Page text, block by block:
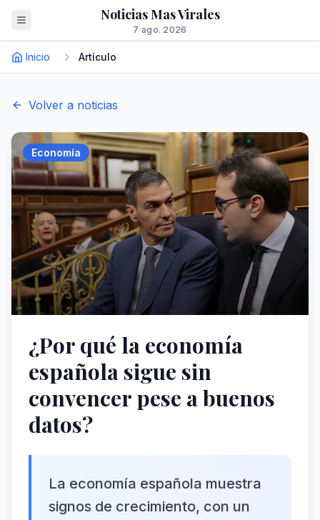
Noticias Mas Virales
7 ago. 2026
Inicio Artículo
Volver a noticias
Economía
¿Por qué la economía
española sigue sin
convencer pese a buenos
datos?
La economía española muestra
signos de crecimiento, con un